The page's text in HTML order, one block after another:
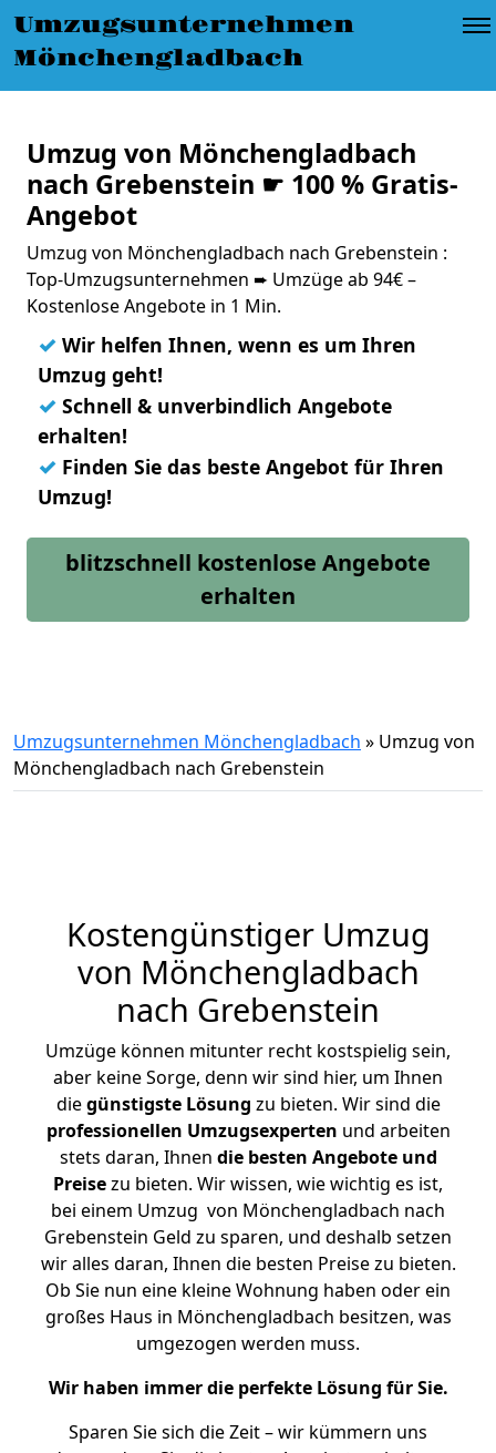
Umzugsunternehmen
Mönchengladbach
Umzug von Mönchengladbach
nach Grebenstein ☛ 100 % Gratis-
Angebot
Umzug von Mönchengladbach nach Grebenstein :
Top-Umzugsunternehmen ➨ Umzüge ab 94€ –
Kostenlose Angebote in 1 Min.
✓ Wir helfen Ihnen, wenn es um Ihren
Umzug geht!
✓ Schnell & unverbindlich Angebote
erhalten!
✓ Finden Sie das beste Angebot für Ihren
Umzug!
blitzschnell kostenlose Angebote
erhalten
Umzugsunternehmen Mönchengladbach » Umzug von
Mönchengladbach nach Grebenstein
Kostengünstiger Umzug
von Mönchengladbach
nach Grebenstein
Umzüge können mitunter recht kostspielig sein,
aber keine Sorge, denn wir sind hier, um Ihnen
diegünstigste Lösung zu bieten. Wir sind die
professionellen Umzugsexperten und arbeiten
stets daran, Ihnen die besten Angebote und
Preisezu bieten. Wir wissen, wie wichtig es ist,
bei einem Umzug von Mönchengladbach nach
Grebenstein Geld zu sparen, und deshalb setzen
wir alles daran, Ihnen die besten Preise zu bieten.
Ob Sie nun eine kleine Wohnung haben oder ein
großes Haus in Mönchengladbach besitzen, was
umgezogen werden muss.
Wir haben immer die perfekte Lösung für Sie.
Sparen Sie sich die Zeit – wir kümmern uns